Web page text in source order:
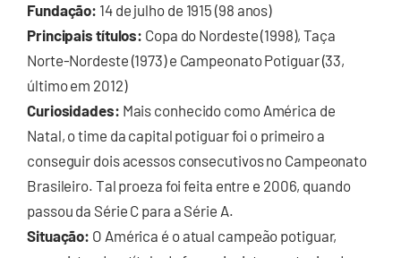
Fundação: 14 de julho de 1915 (98 anos)
Principais títulos: Copa do Nordeste (1998), Taça
Norte-Nordeste (1973) e Campeonato Potiguar (33,
último em 2012)
Curiosidades: Mais conhecido como América de
Natal, o time da capital potiguar foi o primeiro a
conseguir dois acessos consecutivos no Campeonato
Brasileiro. Tal proeza foi feita entre e 2006, quando
passou da Série C para a Série A.
Situação: O América é o atual campeão potiguar,